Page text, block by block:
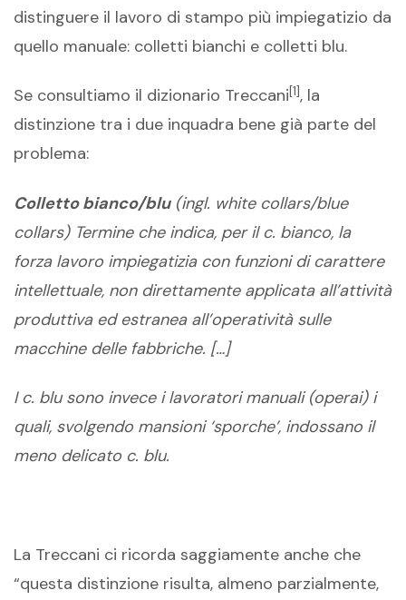
distinguere il lavoro di stampo più impiegatizio da
quello manuale: colletti bianchi e colletti blu.
Se consultiamo il dizionario Treccani[1], la
distinzione tra i due inquadra bene già parte del
problema:
Colletto bianco/blu(ingl. white collars/blue
collars) Termine che indica, per il c. bianco, la
forza lavoro impiegatizia con funzioni di carattere
intellettuale, non direttamente applicata all’attività
produttiva ed estranea all’operatività sulle
macchine delle fabbriche. […]
I c. blu sono invece i lavoratori manuali (operai) i
quali, svolgendo mansioni ‘sporche’, indossano il
meno delicato c. blu.
La Treccani ci ricorda saggiamente anche che
“questa distinzione risulta, almeno parzialmente,